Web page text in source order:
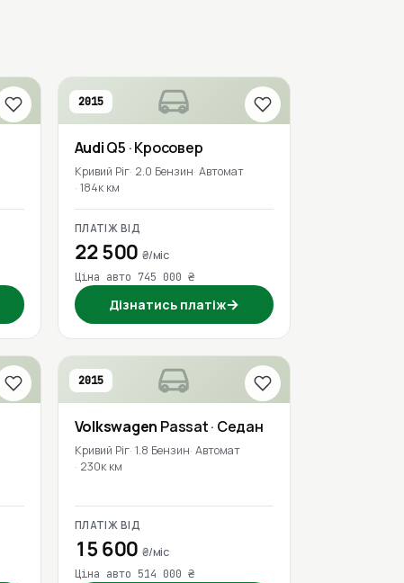
2015
AudiQ5 · Кросовер
Кривий Ріг 2.0 Бензин Автомат
184к км
ПЛАТІЖ ВІД
22 500 ₴/міс
Ціна авто 745 000 ₴
Дізнатись платіж→
2015
Volkswagen Passat· Седан
Кривий Ріг 1.8 Бензин Автомат
230к км
ПЛАТІЖ ВІД
15 600 ₴/міс
Ціна авто 514 000 ₴